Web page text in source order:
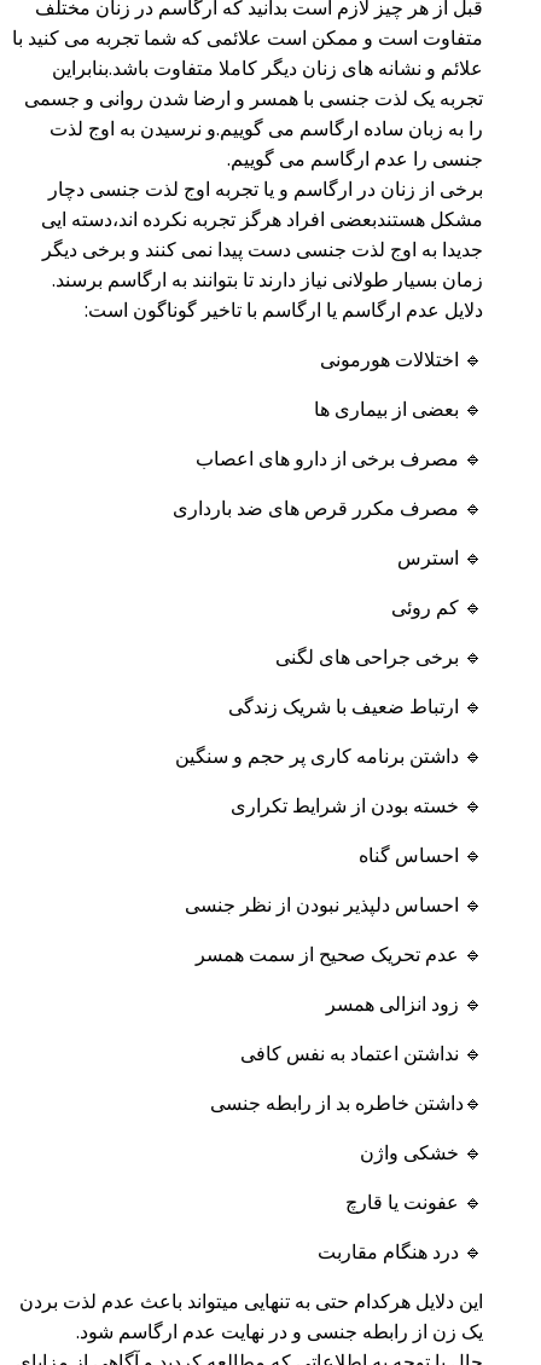
قبل از هر چیز لازم است بدانید که ارگاسم در زنان مختلف
متفاوت است و ممکن است علائمی که شما تجربه می کنید با
علائم و نشانه های زنان دیگر کاملا متفاوت باشد.بنابراین
تجربه یک لذت جنسی با همسر و ارضا شدن روانی و جسمی
را به زبان ساده ارگاسم می گوییم‌.و نرسیدن به اوج لذت
جنسی را عدم ارگاسم می گوییم.
برخی از زنان در ارگاسم و یا تجربه اوج لذت جنسی دچار
مشکل هستند‌بعضی افراد هرگز تجربه نکرده اند،دسته ایی
جدیدا به اوج لذت جنسی دست پیدا نمی کنند و برخی دیگر
زمان بسیار طولانی نیاز دارند تا بتوانند به ارگاسم برسند.
دلایل عدم ارگاسم یا ارگاسم با تاخیر گوناگون است:
🔹 اختلالات هورمونی
🔹 بعضی از بیماری ها
🔹 مصرف برخی از دارو های اعصاب
🔹 مصرف مکرر قرص های ضد بارداری
🔹 استرس
🔹 کم روئی
🔹 برخی جراحی های لگنی
🔹 ارتباط ضعیف با شریک زندگی
🔹 داشتن برنامه کاری پر حجم و سنگین
🔹 خسته بودن از شرایط تکراری
🔹 احساس گناه
🔹 احساس دلپذیر نبودن از نظر جنسی
🔹 عدم تحریک صحیح از سمت همسر
🔹 زود انزالی همسر
🔹 نداشتن اعتماد به نفس کافی
🔹داشتن خاطره بد از رابطه جنسی
🔹 خشکی واژن
🔹 عفونت یا قارچ
🔹 درد هنگام مقاربت
این دلایل هرکدام حتی به تنهایی میتواند باعث عدم لذت بردن
یک زن از رابطه جنسی و در نهایت عدم ارگاسم شود.